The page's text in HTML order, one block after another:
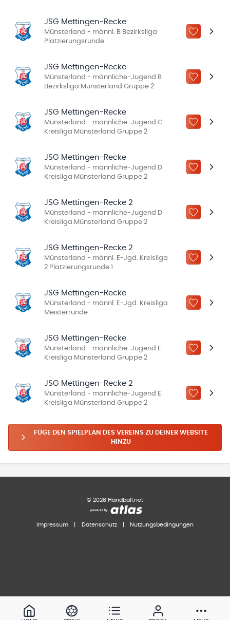
JSG Mettingen-Recke
Münsterland - männl. B Bezirksliga
Platzierungsrunde
ZU „MEINE
JSG Mettingen-Recke
Münsterland - männliche-Jugend B
Bezirksliga Münsterland Gruppe 2
ZU „MEINE
JSG Mettingen-Recke
Münsterland - männliche-Jugend C
Kreisliga Münsterland Gruppe 2
ZU „MEINE
JSG Mettingen-Recke
Münsterland - männliche-Jugend D
Kreisliga Münsterland Gruppe 2
ZU „MEINE
JSG Mettingen-Recke 2
Münsterland - männliche-Jugend D
Kreisliga Münsterland Gruppe 2
ZU „MEINE
JSG Mettingen-Recke 2
Münsterland - männl. E-Jgd. Kreisliga
2 Platzierungsrunde 1
ZU „MEINE
JSG Mettingen-Recke
Münsterland - männl. E-Jgd. Kreisliga
Meisterrunde
ZU „MEINE
JSG Mettingen-Recke
Münsterland - männliche-Jugend E
Kreisliga Münsterland Gruppe 2
ZU „MEINE
JSG Mettingen-Recke 2
Münsterland - männliche-Jugend E
Kreisliga Münsterland Gruppe 2
ZU „MEINE
FÜGE DEN SPIELPLAN DES VEREINS ZU DEINER WEBSITE
HINZU
© 2026 Handball.net
Impressum Datenschutz Nutzungsbedingungen